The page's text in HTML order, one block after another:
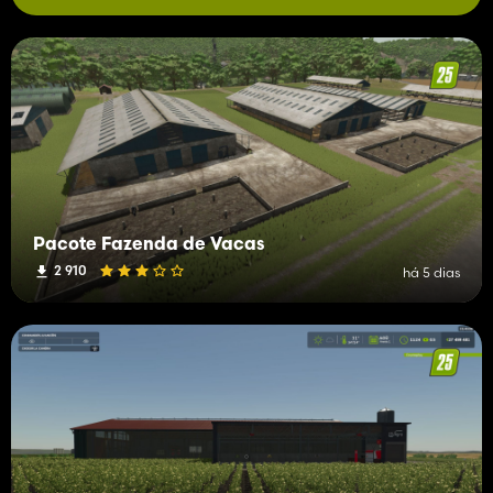
Categoria: Galpões
Preço: $ 25.000
Manutenção diária: $ 15
Galpão metálico
Categoria: Galpões
Preço: $ 32.000
Manutenção diária: $ 15
Galpão metálico
Categoria: Galpões
Preço: $ 25.000
Manutenção diária: $ 15
Categoria: Diversos
Preço: $ 36.000
Moinho de farinha
Categoria: Locais de produção
Preço: $ 36.000
Manutenção diária: $ 30
Pacote Fazenda de Vacas
2 910 há 5 dias